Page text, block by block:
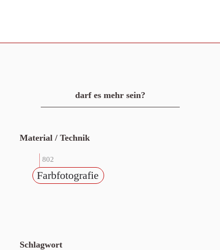
darf es mehr sein?
Material / Technik
802
Farbfotografie
Schlagwort